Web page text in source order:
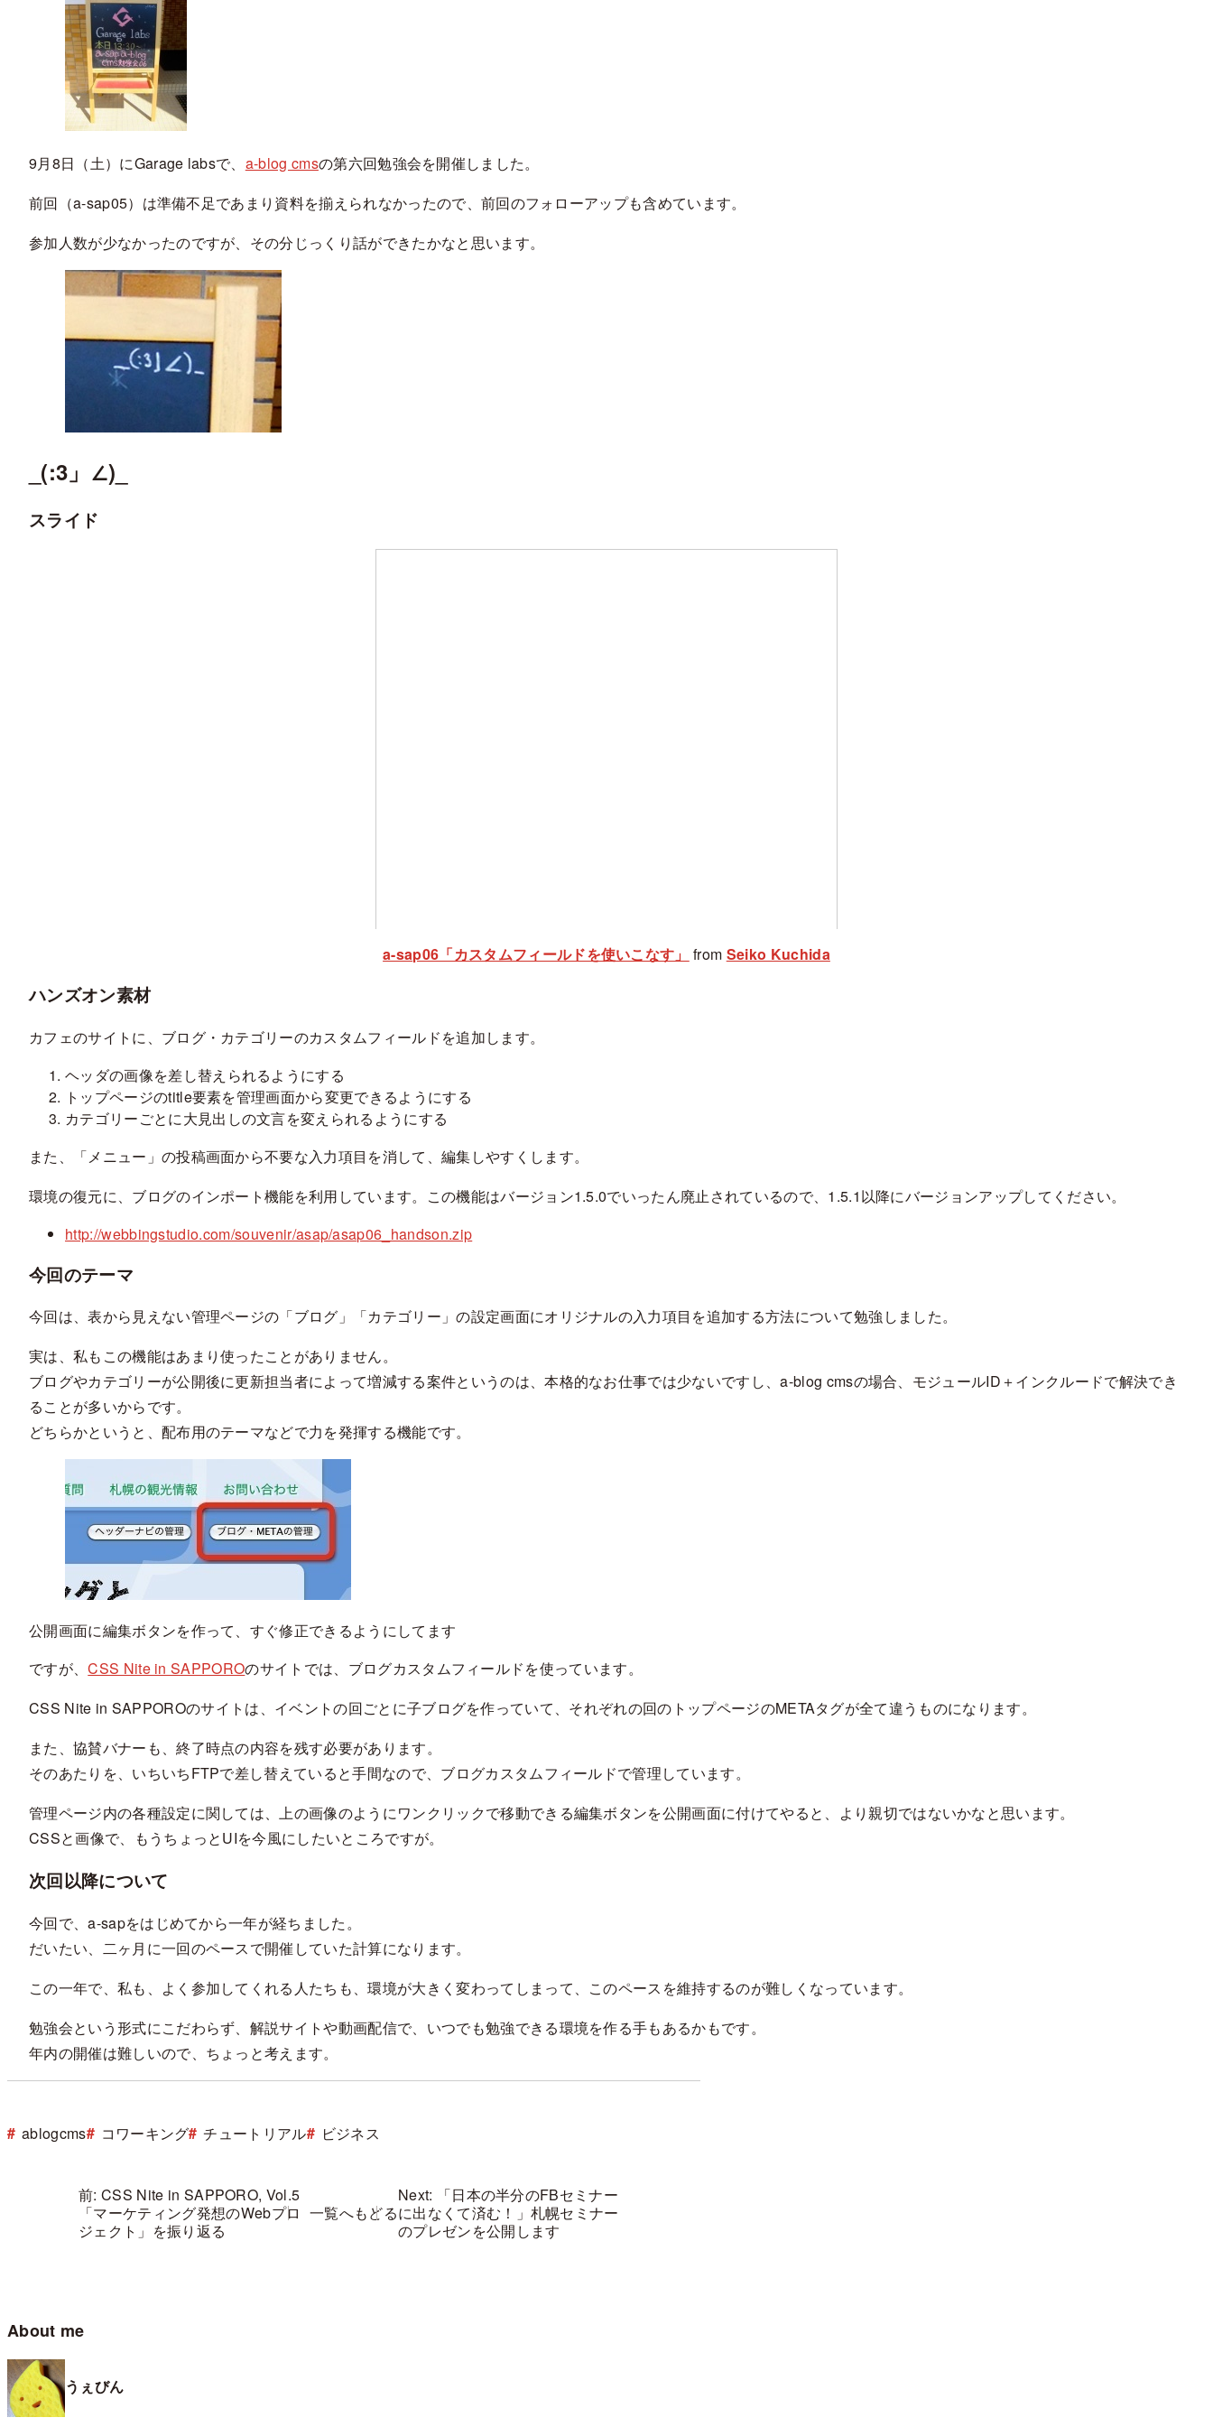
9月8日（土）にGarage labsで、 a-blog cmsの第六回勉強会を開催しました。
前回（a-sap05）は準備不足であまり資料を揃えられなかったので、前回のフォローアップも含めています。
参加人数が少なかったのですが、その分じっくり話ができたかなと思います。
_(:3」∠)_
スライド
a-sap06「カスタムフィールドを使いこなす」 from Seiko Kuchida
ハンズオン素材
カフェのサイトに、ブログ・カテゴリーのカスタムフィールドを追加します。
ヘッダの画像を差し替えられるようにする
トップページのtitle要素を管理画面から変更できるようにする
カテゴリーごとに大見出しの文言を変えられるようにする
また、「メニュー」の投稿画面から不要な入力項目を消して、編集しやすくします。
環境の復元に、ブログのインポート機能を利用しています。この機能はバージョン1.5.0でいったん廃止されているので、1.5.1以降にバージョンアップしてください。
http://webbingstudio.com/souvenir/asap/asap06_handson.zip
今回のテーマ
今回は、表から見えない管理ページの「ブログ」「カテゴリー」の設定画面にオリジナルの入力項目を追加する方法について勉強しました。
実は、私もこの機能はあまり使ったことがありません。
ブログやカテゴリーが公開後に更新担当者によって増減する案件というのは、本格的なお仕事では少ないですし、a-blog cmsの場合、モジュールID＋インクルードで解決でき
ることが多いからです。
どちらかというと、配布用のテーマなどで力を発揮する機能です。
公開画面に編集ボタンを作って、すぐ修正できるようにしてます
ですが、CSS Nite in SAPPOROのサイトでは、ブログカスタムフィールドを使っています。
CSS Nite in SAPPOROのサイトは、イベントの回ごとに子ブログを作っていて、それぞれの回のトップページのMETAタグが全て違うものになります。
また、協賛バナーも、終了時点の内容を残す必要があります。
そのあたりを、いちいちFTPで差し替えていると手間なので、ブログカスタムフィールドで管理しています。
管理ページ内の各種設定に関しては、上の画像のようにワンクリックで移動できる編集ボタンを公開画面に付けてやると、より親切ではないかなと思います。
CSSと画像で、もうちょっとUIを今風にしたいところですが。
次回以降について
今回で、a-sapをはじめてから一年が経ちました。
だいたい、二ヶ月に一回のペースで開催していた計算になります。
この一年で、私も、よく参加してくれる人たちも、環境が大きく変わってしまって、このペースを維持するのが難しくなっています。
勉強会という形式にこだわらず、解説サイトや動画配信で、いつでも勉強できる環境を作る手もあるかもです。
年内の開催は難しいので、ちょっと考えます。
ablogcms コワーキング チュートリアル ビジネス
前: CSS Nite in SAPPORO, Vol.5
「マーケティング発想のWebプロ
ジェクト」を振り返る
一覧へもどる
Next: 「日本の半分のFBセミナー
に出なくて済む！」札幌セミナー
のプレゼンを公開します
About me
うぇびん